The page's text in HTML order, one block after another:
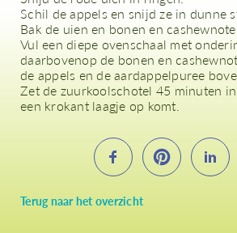
Terug naar het overzicht
Schil de appels en snijd ze in dunne
Bak de uien en bonen en
Vul een diepe ovenschaal met
daarbovenop de bonen en
de appels en de aardappelpuree
Zet de zuurkoolschotel 45 minuten
een krokant laagje op komt.